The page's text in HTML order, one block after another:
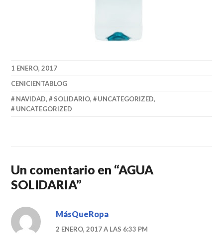
1 ENERO, 2017
CENICIENTABLOG
NAVIDAD, SOLIDARIO, UNCATEGORIZED,
UNCATEGORIZED
Un comentario en “AGUA
SOLIDARIA”
MásQueRopa
2 ENERO, 2017 A LAS 6:33 PM